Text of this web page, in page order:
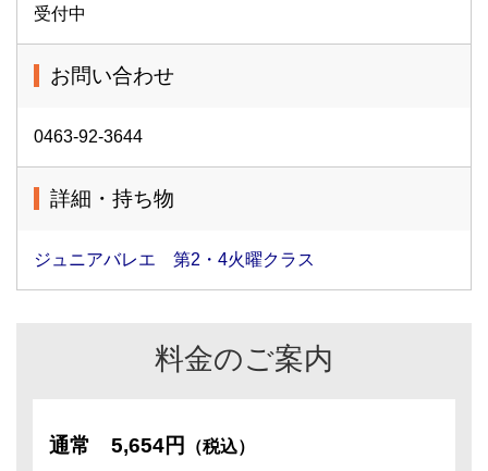
受付中
お問い合わせ
0463-92-3644
詳細・持ち物
ジュニアバレエ 第2・4火曜クラス
料金のご案内
通常 5,654円 （税込）